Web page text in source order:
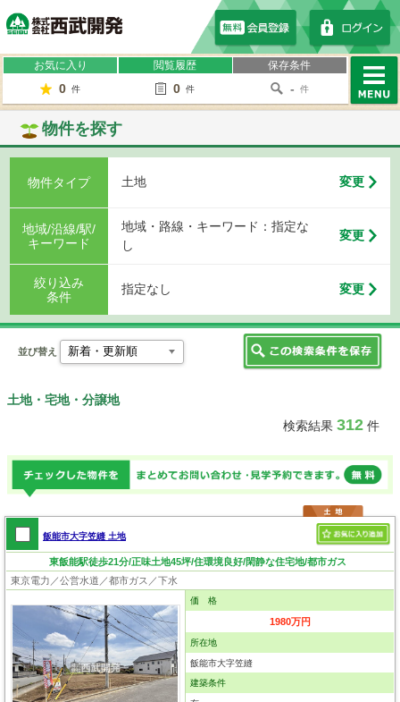
お気に入り
0 件
閲覧履歴
0 件
保存条件
- 件
物件を探す
物件タイプ 土地 変更
地域/沿線/駅/
キーワード
地域・路線・キーワード：指定な
し
変更
絞り込み
条件
指定なし 変更
並び替え
土地・宅地・分譲地
検索結果 312件
飯能市大字笠縫 土地
東飯能駅徒歩21分/正味土地45坪/住環境良好/閑静な住宅地/都市ガス
東京電力／公営水道／都市ガス／下水
価 格
1980万円
所在地
飯能市大字笠縫
建築条件